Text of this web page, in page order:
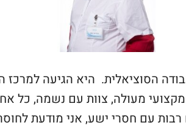
מעולה, צוות עם נשמה, כל
עם חסרי ישע, אני מודעת